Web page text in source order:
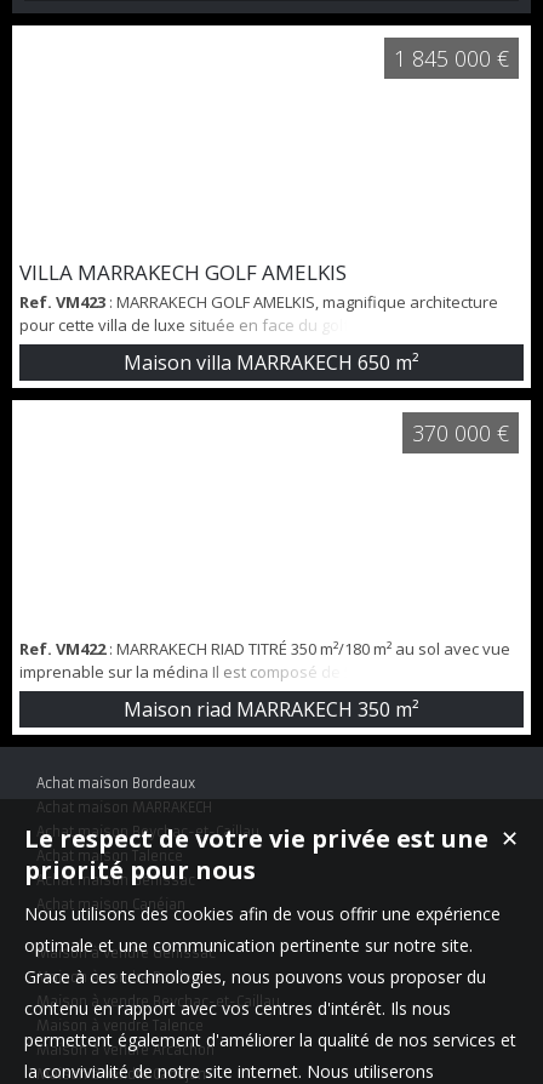
VILLA MARRAKECH GOLF AMELKIS
Ref. VM423 : MARRAKECH GOLF AMELKIS, magnifique architecture
pour cette villa de luxe située en face du golf. la villade 650 m²
composée de 6 spacieuses chambres, 6 salles de bain, espaces de
vie, cuisine et salle de sport. jardin et piscine. A voir très vite!
TOUJAS IMMOBILIER BORDEAU-MARRAKECH 0033659428218
Maison villa MARRAKECH 650 m²
1 845 000 €
Ref. VM422: MARRAKECH RIAD TITRÉ 350 m²/180 m² au sol avec vue
imprenable sur la médina Il est composé de 5 suites, 6 salles de
bain, cuisine, salons, un hammam authentique pour vous détendre
et deux piscines pour vous rafraîchir. Il est équipé d'une caméra de
surveillance. A découvrir rapidement! Prix net vendeur 370000
Maison riad MARRAKECH 350 m²
370 000 €
Achat maison Bordeaux
Achat maison MARRAKECH
Achat maison Beychac-et-Caillau
Achat maison Talence
Achat maison Génissac
Achat maison Canéjan
Maison à vendre Génissac
Maison à vendre Bordeaux
Maison à vendre Beychac-et-Caillau
Maison à vendre Talence
Maison à vendre Arcachon
Maison à vendre Canéjan
✕
Le respect de votre vie privée est une
priorité pour nous
Nous utilisons des cookies afin de vous offrir une expérience
optimale et une communication pertinente sur notre site.
Grace à ces technologies, nous pouvons vous proposer du
contenu en rapport avec vos centres d'intérêt. Ils nous
permettent également d'améliorer la qualité de nos services et
la convivialité de notre site internet. Nous utiliserons